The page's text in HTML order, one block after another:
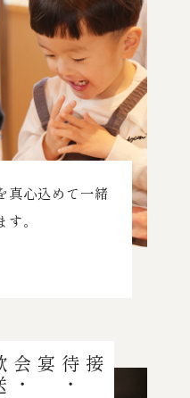
真心込めて一緒
。
接待
・
宴会
・
歓
送
迎